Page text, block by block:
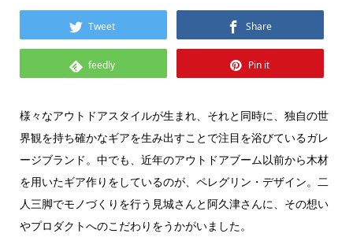
Tweet Share
feedly Pin it
様々なアウトドアスタイルが生まれ、それと同時に、独自の世
界観を持ち確かなギアを生み出すことで注目を浴びているガレ
ージブランド。中でも、近年のアウトドアブーム以前から木材
を用いたギア作りをしているのが、ペレグリン・デザイン。二
人三脚でモノづくりを行う見城さんと阿久津さんに、その想い
やプロダクトへのこだわりをうかがいました。